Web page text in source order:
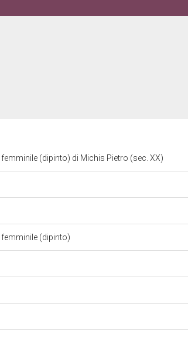
femminile (dipinto) di Michis Pietro (sec. XX)
femminile (dipinto)